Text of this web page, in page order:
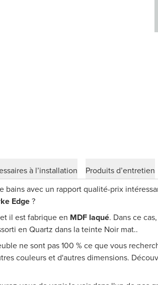
à l’installation Produits d’entretien
bains avec un rapport qualité-prix
Edge?
et il est fabrique en MDF laqué. Dans ce
en Quartz dans la teinte Noir mat..
ne sont pas 100 % ce que vous
couleurs et d'autres dimensions.